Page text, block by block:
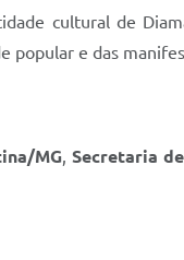
cultural de
popular e das
MG, Secretaria